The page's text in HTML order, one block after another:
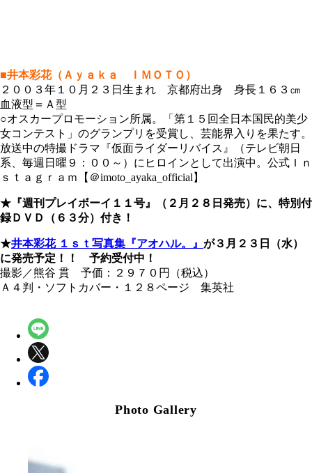
■井本彩花（Ａｙａｋａ ＩＭＯＴＯ）
２００３年１０月２３日生まれ 京都府出身 身長１６３㎝
血液型＝Ａ型
○オスカープロモーション所属。「第１５回全日本国民的美少
女コンテスト」のグランプリを受賞し、芸能界入りを果たす。
放送中の特撮ドラマ『仮面ライダーリバイス』（テレビ朝日
系、毎週日曜９：００～）にヒロインとして出演中。公式Ｉｎ
ｓｔａｇｒａｍ【＠imoto_ayaka_official】
★『週刊プレイボーイ１１号』（２月２８日発売）に、特別付
録ＤＶＤ（６３分）付き！
★井本彩花 １ｓｔ写真集『アオハル。』 が３月２３日（水）
に発売予定！！ 予約受付中！
撮影／熊谷 貫 予価：２９７０円（税込）
Ａ４判・ソフトカバー・１２８ページ 集英社
Photo Gallery